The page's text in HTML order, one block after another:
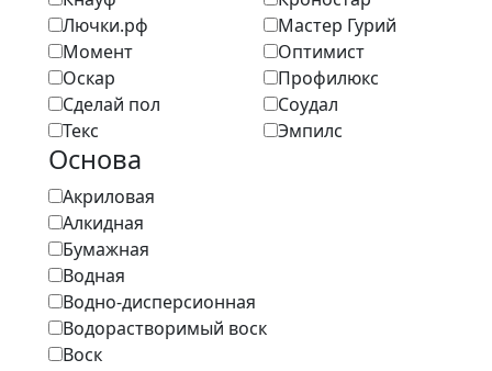
Лючки.рф
Мастер Гурий
Момент
Оптимист
Оскар
Профилюкс
Сделай пол
Соудал
Текс
Эмпилс
Основа
Акриловая
Алкидная
Бумажная
Водная
Водно-дисперсионная
Водорастворимый воск
Воск